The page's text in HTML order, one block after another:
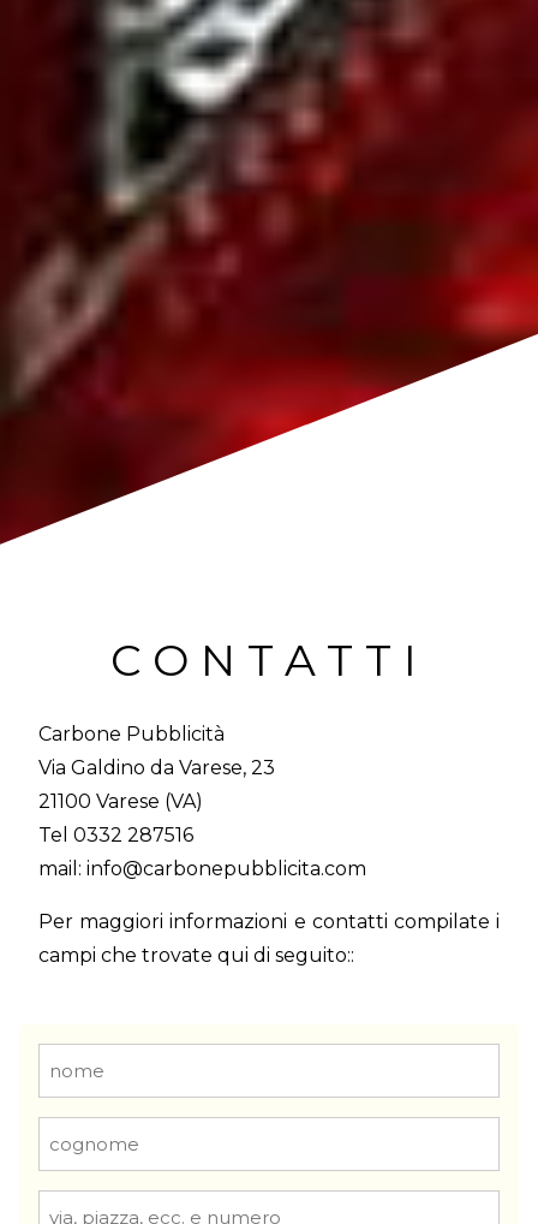
CONTATTI
Carbone Pubblicità
Via Galdino da Varese, 23
21100 Varese (VA)
Tel 0332 287516
mail: info@carbonepubblicita.com
Per maggiori informazioni e contatti compilate i
campi che trovate qui di seguito::